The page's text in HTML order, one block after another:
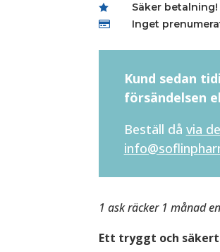
 Säker betalning!
 Inget
Kund sedan
försändelsen
Beställ då via
1 ask räcker 1 månad
Ett tryggt och säkert